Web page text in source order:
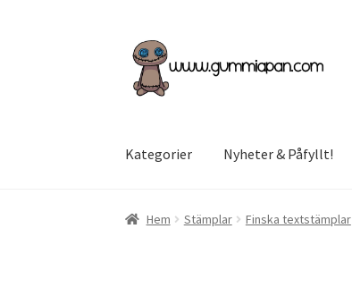
Hoppa
till
navigering
Hoppa
till
innehåll
Kategorier Nyheter & Påfyllt!
Hem Stämplar Finska textstämplar